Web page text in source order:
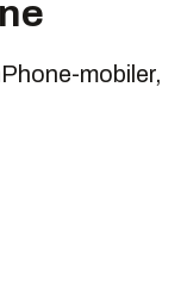
mobiler,